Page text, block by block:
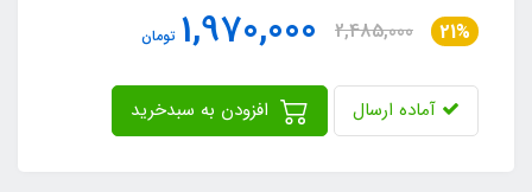
21%
2,485,000
1,970,000 تومان
آماده ارسال